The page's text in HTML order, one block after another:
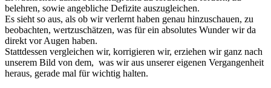
belehren, sowie angebliche Defizite auszugleichen.
Es sieht so aus, als ob wir verlernt haben genau hinzuschauen, zu
beobachten, wertzuschätzen, was für ein absolutes Wunder wir da
direkt vor Augen haben.
Stattdessen vergleichen wir, korrigieren wir, erziehen wir ganz nach
unserem Bild von dem, was wir aus unserer eigenen Vergangenheit
heraus, gerade mal für wichtig halten.